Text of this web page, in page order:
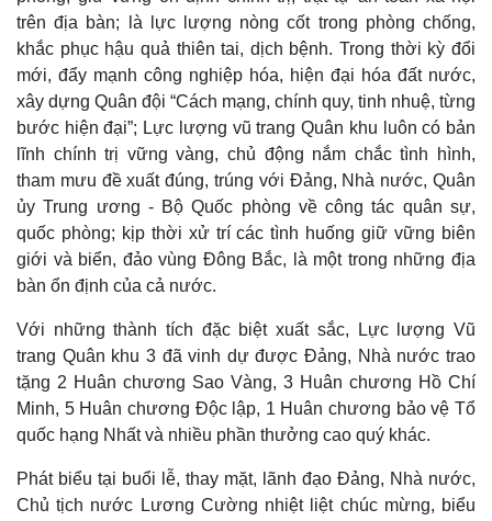
trên địa bàn; là lực lượng nòng cốt trong phòng chống,
khắc phục hậu quả thiên tai, dịch bệnh. Trong thời kỳ đổi
mới, đẩy mạnh công nghiệp hóa, hiện đại hóa đất nước,
xây dựng Quân đội “Cách mạng, chính quy, tinh nhuệ, từng
bước hiện đại”; Lực lượng vũ trang Quân khu luôn có bản
lĩnh chính trị vững vàng, chủ động nắm chắc tình hình,
tham mưu đề xuất đúng, trúng với Đảng, Nhà nước, Quân
ủy Trung ương - Bộ Quốc phòng về công tác quân sự,
quốc phòng; kịp thời xử trí các tình huống giữ vững biên
giới và biển, đảo vùng Đông Bắc, là một trong những địa
bàn ổn định của cả nước.
Với những thành tích đặc biệt xuất sắc, Lực lượng Vũ
trang Quân khu 3 đã vinh dự được Đảng, Nhà nước trao
tặng 2 Huân chương Sao Vàng, 3 Huân chương Hồ Chí
Minh, 5 Huân chương Độc lập, 1 Huân chương bảo vệ Tổ
quốc hạng Nhất và nhiều phần thưởng cao quý khác.
Phát biểu tại buổi lễ, thay mặt, lãnh đạo Đảng, Nhà nước,
Chủ tịch nước Lương Cường nhiệt liệt chúc mừng, biểu